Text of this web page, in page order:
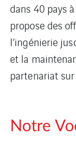
dans 40 pays
propose des
l’ingénierie
et la
partenariat
Notre